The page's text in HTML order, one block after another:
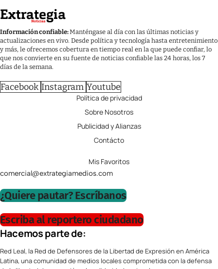
Información confiable:Manténgase al día con las últimas noticias y
actualizaciones en vivo. Desde política y tecnología hasta entretenimiento
y más, le ofrecemos cobertura en tiempo real en la que puede confiar, lo
que nos convierte en su fuente de noticias confiable las 24 horas, los 7
días de la semana.
Facebook Instagram Youtube
Política de privacidad
Sobre Nosotros
Publicidad y Alianzas
Contácto
Mis Favoritos
comercial@extrategiamedios.com
¿Quiere pautar? Escríbanos
Escriba al reportero ciudadano
Hacemos parte de:
Red Leal, la Red de Defensores de la Libertad de Expresión en América
Latina, una comunidad de medios locales comprometida con la defensa